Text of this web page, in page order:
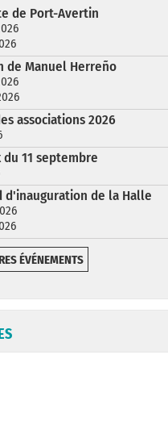
de Port-Avertin
de Manuel Herreño
associations 2026
11 septembre
d'inauguration de la Halle
ÉVÉNEMENTS